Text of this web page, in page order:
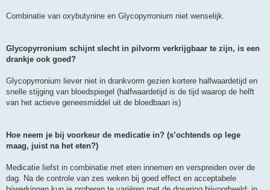
Combinatie van oxybutynine en Glycopyrronium niet wenselijk.
Glycopyrronium schijnt slecht in pilvorm verkrijgbaar te zijn, is een
drankje ook goed?
Glycopyrronium liever niet in drankvorm gezien kortere halfwaardetijd en
snelle stijging van bloedspiegel (halfwaardetijd is de tijd waarop de helft
van het actieve geneesmiddel uit de bloedbaan is)
Hoe neem je bij voorkeur de medicatie in? (s’ochtends op lege
maag, juist na het eten?)
Medicatie liefst in combinatie met eten innemen en verspreiden over de
dag. Na de controle van zes weken bij goed effect en acceptabele